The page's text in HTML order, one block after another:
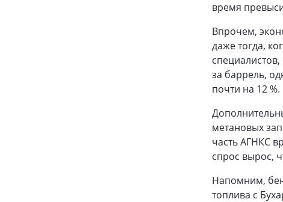
время
Впрочем,
даже тогда,
за баррель,
почти на 12 %.
метановых
часть АГНКС
спрос вырос,
Напомним,
топлива с